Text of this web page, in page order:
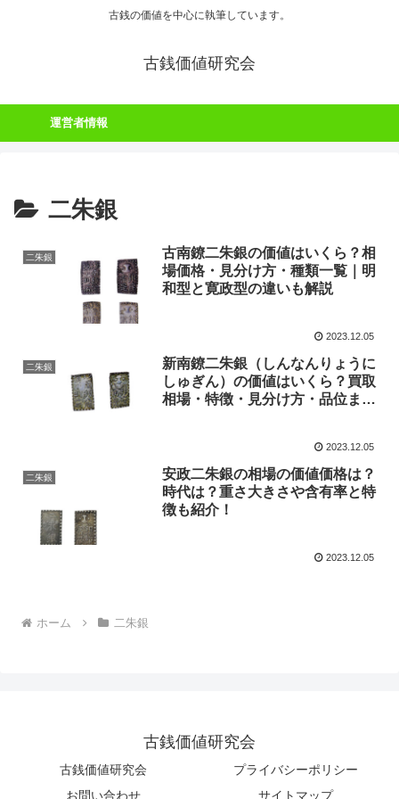
古銭の価値を中心に執筆しています。
古銭価値研究会
運営者情報
二朱銀
二朱銀
古南鐐二朱銀の価値はいくら？相
場価格・見分け方・種類一覧｜明
和型と寛政型の違いも解説
2023.12.05
二朱銀
新南鐐二朱銀（しんなんりょうに
しゅぎん）の価値はいくら？買取
相場・特徴・見分け方・品位まで
2023.12.05
二朱銀
安政二朱銀の相場の価値価格は？
時代は？重さ大きさや含有率と特
徴も紹介！
2023.12.05
ホーム 二朱銀
古銭価値研究会
古銭価値研究会
プライバシーポリシー
お問い合わせ
サイトマップ